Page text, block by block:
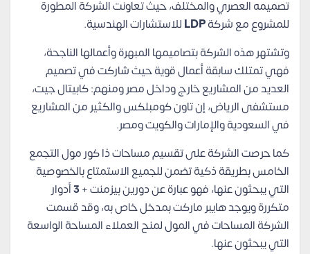
تصميمه العصري والمختلف، حيث تعاونت الشركة المطورة
للمشروع مع شركةLDPللاستشارات الهندسية.
وتشتهر هذه الشركة بتصاميمها المبهرة وأعمالها الناجحة،
فهي تمتلك سابقة أعمال قوية حيث شاركت في تصميم
العديد من المشاريع خارج وداخل مصر ومنهم: كابيتال جيت،
مستشفى الرياض، إن تاون كومبلكس والكثير من المشاريع
في السعودية والإمارات والكويت ومصر.
كما حرصت الشركة على تقسيم مساحات ذا كور مول التجمع
الخامس بطريقة ذكية تضمن للجميع الاستمتاع بالخصوصية
التي يبحثون عنها، فهو عبارة عن دورين بيزمنت +3أدوار
متكررة ويوجد هايبر ماركت بمدخل خاص به، وقد قسمت
الشركة المساحات في المول لمنح العملاء المساحة الواسعة
التي يبحثون عنها.